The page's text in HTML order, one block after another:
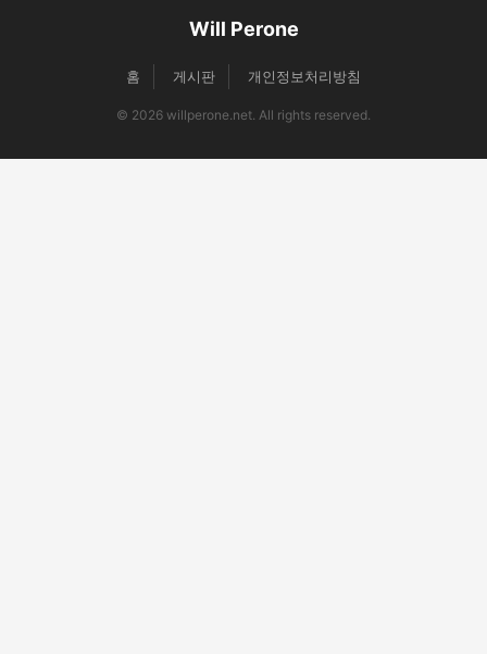
Will Perone
홈 게시판 개인정보처리방침
© 2026 willperone.net. All rights reserved.